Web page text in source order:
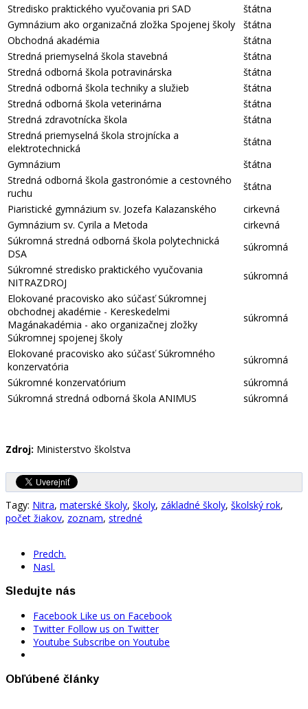
Stredisko praktického vyučovania pri SAD
štátna
Gymnázium ako organizačná zložka Spojenej školy
štátna
Obchodná akadémia
štátna
Stredná priemyselná škola stavebná
štátna
Stredná odborná škola potravinárska
štátna
Stredná odborná škola techniky a služieb
štátna
Stredná odborná škola veterinárna
štátna
Stredná zdravotnícka škola
štátna
Stredná priemyselná škola strojnícka a
elektrotechnická
štátna
Gymnázium
štátna
Stredná odborná škola gastronómie a cestovného
ruchu
štátna
Piaristické gymnázium sv. Jozefa Kalazanského
cirkevná
Gymnázium sv. Cyrila a Metoda
cirkevná
Súkromná stredná odborná škola polytechnická
DSA
súkromná
Súkromné stredisko praktického vyučovania
NITRAZDROJ
súkromná
Elokované pracovisko ako súčasť Súkromnej
obchodnej akadémie - Kereskedelmi
Magánakadémia - ako organizačnej zložky
Súkromnej spojenej školy
súkromná
Elokované pracovisko ako súčasť Súkromného
konzervatória
súkromná
Súkromné konzervatórium
súkromná
Súkromná stredná odborná škola ANIMUS
súkromná
Zdroj: Ministerstvo školstva
Tagy: Nitra, materské školy, školy, základné školy, školský rok,
počet žiakov, zoznam, stredné
Predch.
Nasl.
Sledujte nás
Facebook Like us on Facebook
Twitter Follow us on Twitter
Youtube Subscribe on Youtube
Obľúbené články